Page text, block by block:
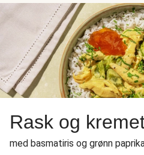
Rask og
med basmatiris og grønn